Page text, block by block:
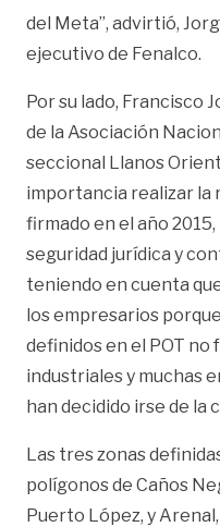
del Meta”, advirtió,
ejecutivo de Fenalco.
Por su lado, Francisco
de la Asociación
seccional Llanos
importancia realizar la
firmado en el año
seguridad jurídica y
teniendo en cuenta
los empresarios
definidos en el POT
industriales y muchas
han decidido irse de la
Las tres zonas
polígonos de Caños
Puerto López, y